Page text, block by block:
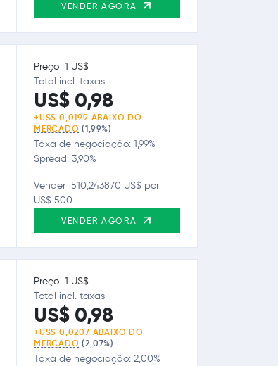
VENDER AGORA
Preço 1 US$
Total incl. taxas
US$ 0,98
+US$ 0,0199 ABAIXO DO
MERCADO (1,99%)
Taxa de negociação: 1,99%
Spread: 3,90%
Vender 510,243870 US$ por
US$ 500
VENDER AGORA
Preço 1 US$
Total incl. taxas
US$ 0,98
+US$ 0,0207 ABAIXO DO
MERCADO (2,07%)
Taxa de negociação: 2,00%